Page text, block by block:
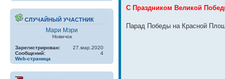
СЛУЧАЙНЫЙ УЧАСТНИК
Мари Мэри
Новичок
Зарегистрирован:
27.мар.2020
Сообщений:
4
Web-страница
С Праздником Великой
Парад Победы на Красной